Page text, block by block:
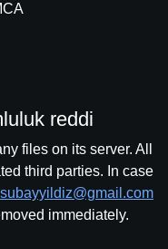
reddi
files on its server. All
third parties. In case
immediately.